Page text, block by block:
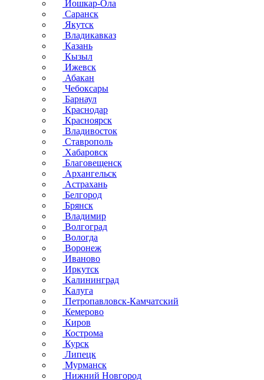
Йошкар-Ола
Саранск
Якутск
Владикавказ
Казань
Кызыл
Ижевск
Абакан
Чебоксары
Барнаул
Краснодар
Красноярск
Владивосток
Ставрополь
Хабаровск
Благовещенск
Архангельск
Астрахань
Белгород
Брянск
Владимир
Волгоград
Вологда
Воронеж
Иваново
Иркутск
Калининград
Калуга
Петропавловск-Камчатский
Кемерово
Киров
Кострома
Курск
Липецк
Мурманск
Нижний Новгород